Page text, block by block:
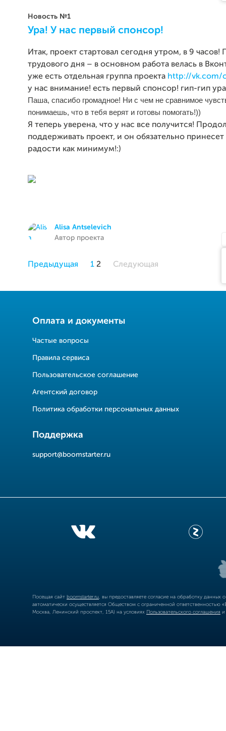
Новость №1
Ура! У нас первый спонсор!
Итак, проект стартовал сегодня утром, в 9 часов!
трудового дня – в основном работа велась в
уже есть отдельная группа проекта http://vk.com/
у нас внимание! есть первый спонсор! гип-гип
Паша, спасибо громадное! Ни с чем не сравнимое
понимаешь, что в тебя верят и готовы помогать!))
Я теперь уверена, что у нас все получится!
поддерживать проект, и он обязательно
радости как минимум!:)
Alisa Antselevich
Автор проекта
Предыдущая 1 2 Следующая
Оплата и документы
Частые вопросы
Правила сервиса
Пользовательское соглашение
Агентский договор
Политика обработки персональных данных
Поддержка
support@boomstarter.ru
Посещая сайт boomstarter.ru , вы предоставляете согласие на обработку
автоматически осуществляется Обществом с ограниченной
Москва, Ленинский проспект, 15А) на условиях Пользовательского соглашения и